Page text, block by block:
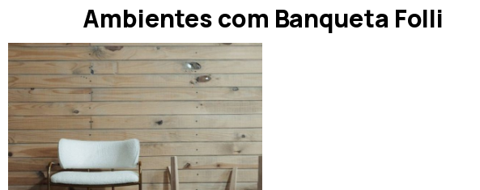
Ambientes com Banqueta Folli